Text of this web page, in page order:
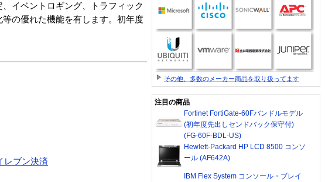
イベントロギング、トラフィック
の優れた機能を有します。初年度
レブン決済
その他、多数のメーカー商品を取り扱ってます
注目の商品
Fortinet FortiGate-60Fバンドルモデル
(初年度先出しセンドバック保守付)
(FG-60F-BDL-US)
Hewlett-Packard HP LCD 8500 コンソ
ール (AF642A)
IBM Flex System コンソール・ブレイ